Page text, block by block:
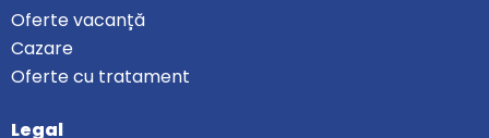
Oferte vacanță
Cazare
Oferte cu tratament
Legal